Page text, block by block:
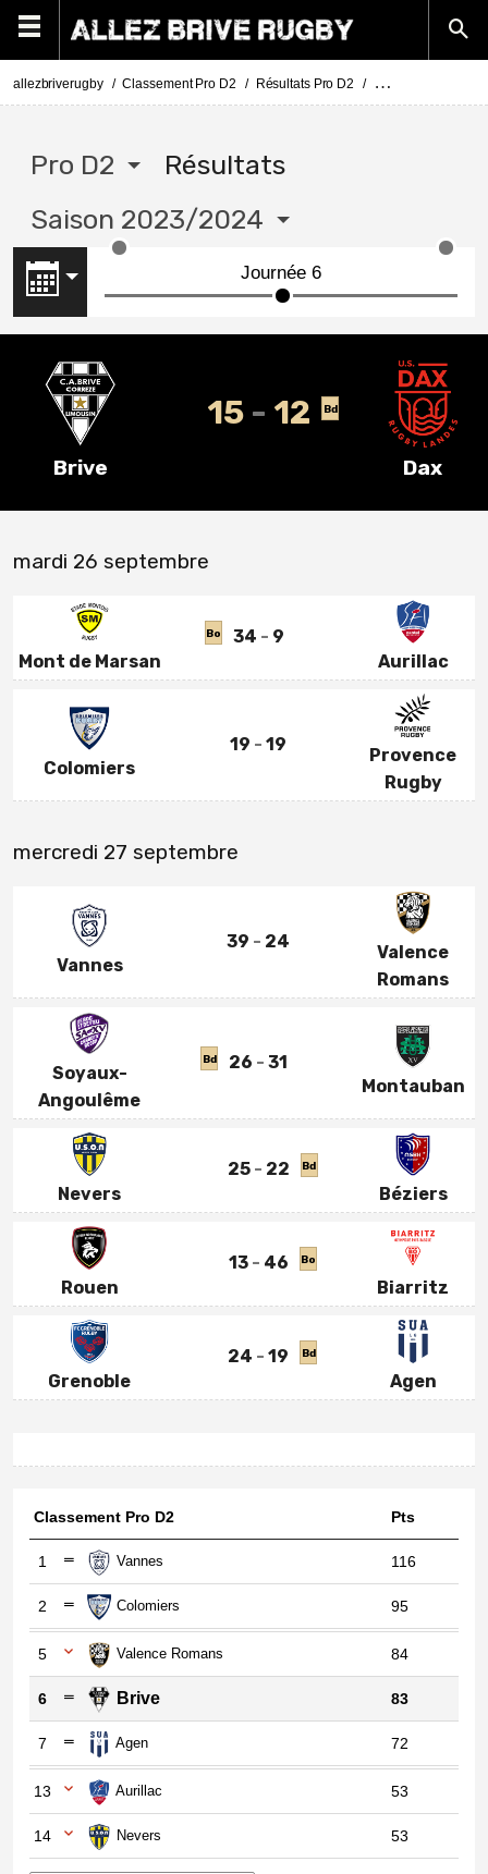
allezbriverugby Classement Pro D2 Résultats Pro D2 Pro D2 résultats
Pro D2
Résultats
Saison 2023/2024
Brive
15 12 Bd
Dax
mardi 26 septembre
Mont de Marsan
Bo 34
9
Aurillac
Colomiers
19 19
Provence
Rugby
mercredi 27 septembre
Vannes
39 24
Valence
Romans
Soyaux-
Angoulême
Bd 26
31
Montauban
Nevers
25 22 Bd
Béziers
Rouen
13 46 Bo
Biarritz
Grenoble
24 19 Bd
Agen
Classement Pro D2 Pts
1 Vannes 116
2 Colomiers 95
5 Valence Romans 84
6 Brive 83
7 Agen 72
13 Aurillac 53
14 Nevers 53